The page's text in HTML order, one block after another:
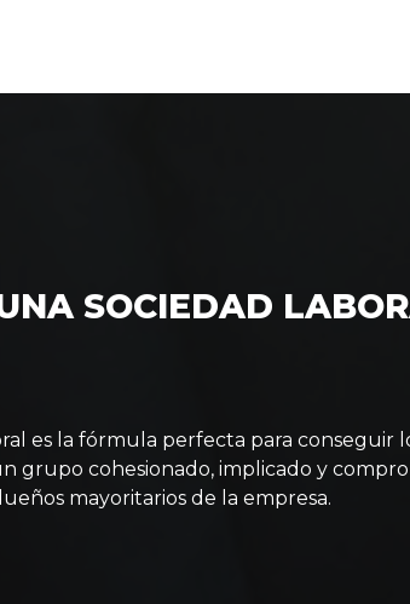
SOCIEDAD
es la fórmula perfecta para conseguir
grupo cohesionado, implicado y
mayoritarios de la empresa.